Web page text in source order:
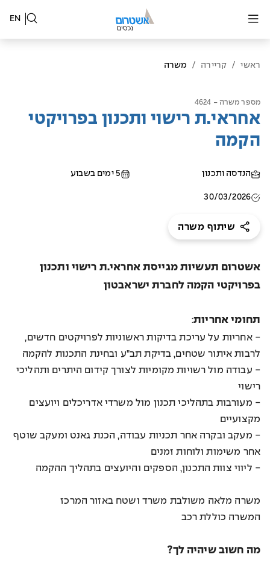
EN
ראשי / קריירה / משרה
מספר משרה - 4624
אחראי.ת רישוי ותכנון בפרויקטי
הקמה
הנדסה ותכנון 5 ימים בשבוע
30/03/2026
שיתוף משרה
אשטרום תעשיות מגייסת אחראי.ת רישוי ותכנון
בפרויקטי הקמה לחברת ישראבטון
תחומי אחריות:
-אחריות על עריכת בדיקות ראשוניות לפרויקטים חדשים,
לרבות איתור שטחים, בדיקת תב"ע ובחינת התכנות להקמה
- עבודה מול רשויות מקומיות לצורך קידום היתרים ותהליכי
רישוי
- מעורבות בתהליכי תכנון מול משרדי אדריכלים ויועצים
מקצועיים
- מעקב ובקרה אחר תכניות עבודה, הכנת גאנט ומעקב שוטף
אחר משימות ולוחות זמנים
- ליווי צוות התכנון, הספקים והיועצים בתהליך ההקמה
משרה מלאה משולבת משרד ושטח באזור המרכז
המשרה כוללת רכב
מה חשוב שיהיה לך?